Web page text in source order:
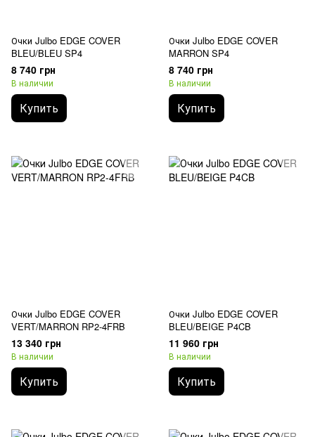
Очки Julbo EDGE COVER
BLEU/BLEU SP4
8 740 грн
В наличии
Купить
Очки Julbo EDGE COVER
MARRON SP4
8 740 грн
В наличии
Купить
Очки Julbo EDGE COVER
VERT/MARRON RP2-4FRB
13 340 грн
В наличии
Купить
Очки Julbo EDGE COVER
BLEU/BEIGE P4CB
11 960 грн
В наличии
Купить